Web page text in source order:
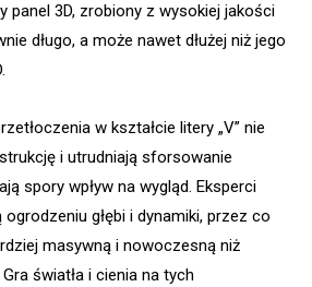
panel 3D, zrobiony z wysokiej jakości
długo, a może nawet dłużej niż jego
w kształcie litery „V” nie
i utrudniają sforsowanie
spory wpływ na wygląd. Eksperci
głębi i dynamiki, przez co
masywną i nowoczesną niż
Gra światła i cienia na tych